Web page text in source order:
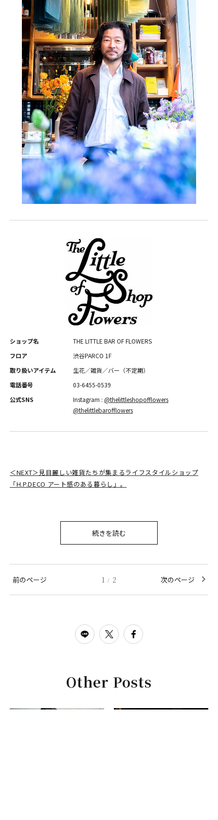
ショップ名
THE LITTLE BAR OF FLOWERS
フロア
渋谷PARCO 1F
取り扱いアイテム
生花／雑貨／バー（不定期）
電話番号
03-6455-0539
公式SNS
Instagram : @thelittleshopofflowers
@thelittlebarofflowers
＜NEXT＞見目麗しい雑貨たちが集まるライフスタイルショップ
「H.P.DECO アート感のある暮らし」。
続きを読む
前のページ 1 / 2 次のページ
Other Posts